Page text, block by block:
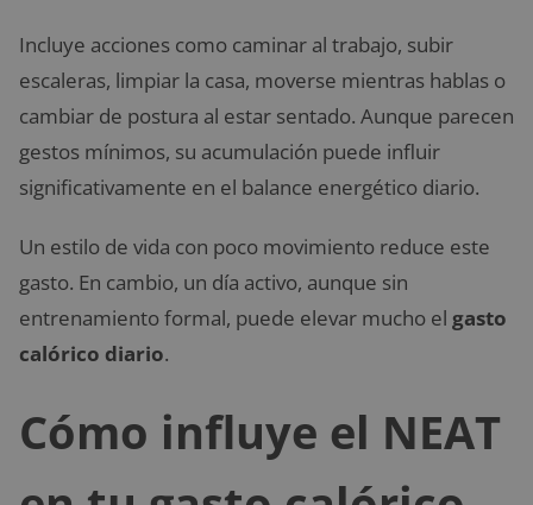
Incluye acciones como caminar al trabajo, subir
escaleras, limpiar la casa, moverse mientras hablas o
cambiar de postura al estar sentado. Aunque parecen
gestos mínimos, su acumulación puede influir
significativamente en el balance energético diario.
Un estilo de vida con poco movimiento reduce este
gasto. En cambio, un día activo, aunque sin
entrenamiento formal, puede elevar mucho el gasto
calórico diario.
Cómo influye el NEAT